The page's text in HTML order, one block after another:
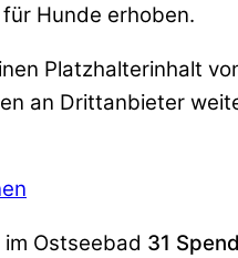
Hunde erhoben.
Platzhalterinhalt
an Drittanbieter
Ostseebad 31